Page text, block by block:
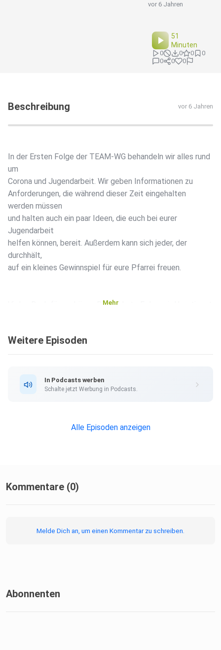
vor 6 Jahren
51
Minuten
0 0 0
0
0
0 0
Beschreibung vor 6 Jahren
In der Ersten Folge der TEAM-WG behandeln wir alles rund
um
Corona und Jugendarbeit. Wir geben Informationen zu
Anforderungen, die während dieser Zeit eingehalten
werden müssen
und halten auch ein paar Ideen, die euch bei eurer
Jugendarbeit
helfen können, bereit. Außerdem kann sich jeder, der
durchhält,
auf ein kleines Gewinnspiel für eure Pfarrei freuen.
Vielen Dank fürs anhören. Die nächste Folge wird bestimmt
schreibt
die Jugendarbeit während Corona.
Mehr
Weitere Episoden
In Podcasts werben
Schalte jetzt Werbung in Podcasts.
Alle Episoden anzeigen
Kommentare (0)
Melde Dich an, um einen Kommentar zu schreiben.
Abonnenten